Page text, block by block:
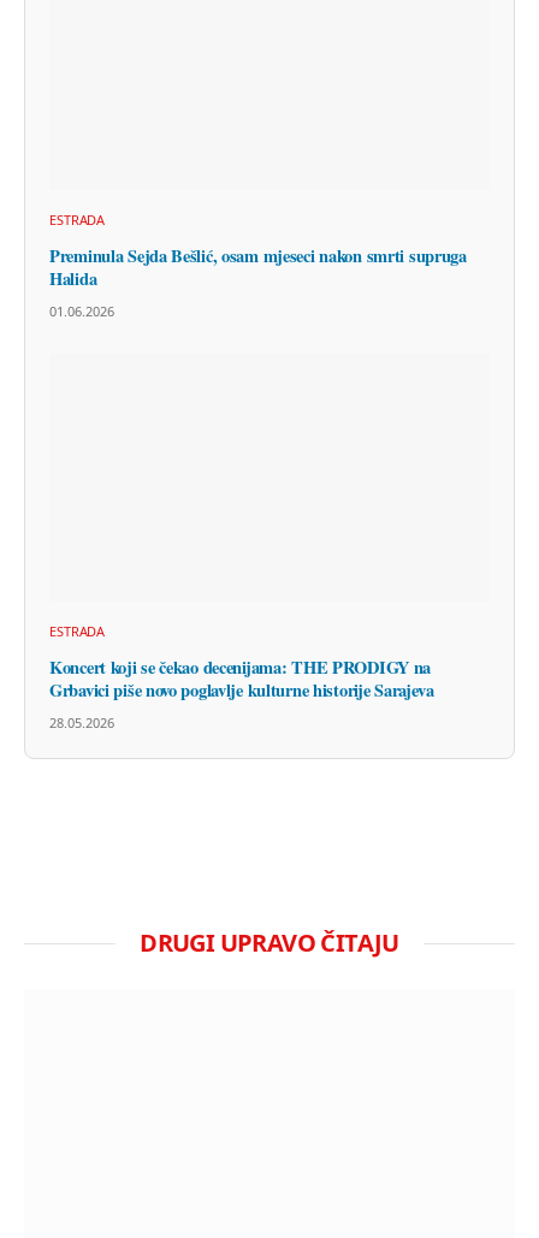
ESTRADA
Preminula Sejda Bešlić, osam mjeseci nakon smrti supruga
Halida
01.06.2026
ESTRADA
Koncert koji se čekao decenijama: THE PRODIGY na
Grbavici piše novo poglavlje kulturne historije Sarajeva
28.05.2026
DRUGI UPRAVO ČITAJU